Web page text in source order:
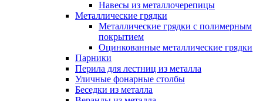
Навесы из металлочерепицы
Металлические грядки
Металлические грядки с полимерным
покрытием
Оцинкованные металлические грядки
Парники
Перила для лестниц из металла
Уличные фонарные столбы
Беседки из металла